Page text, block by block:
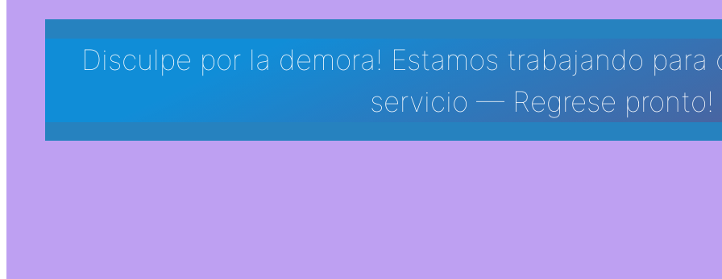
Disculpe por la demora! Estamos trabajando
servicio — Regrese pronto!